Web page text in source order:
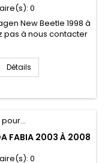
0
New Beetle 1998 à
pas à nous contacter
!
Détails
FABIA 2003 À 2008
0